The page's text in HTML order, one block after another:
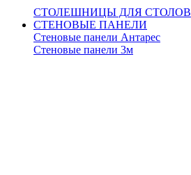
СТОЛЕШНИЦЫ ДЛЯ СТОЛОВ
СТЕНОВЫЕ ПАНЕЛИ
Стеновые панели Антарес
Стеновые панели 3м